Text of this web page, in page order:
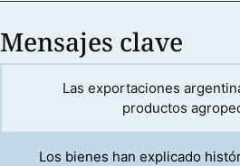
Mensajes clave
Las exportaciones
productos
Los bienes han explicado